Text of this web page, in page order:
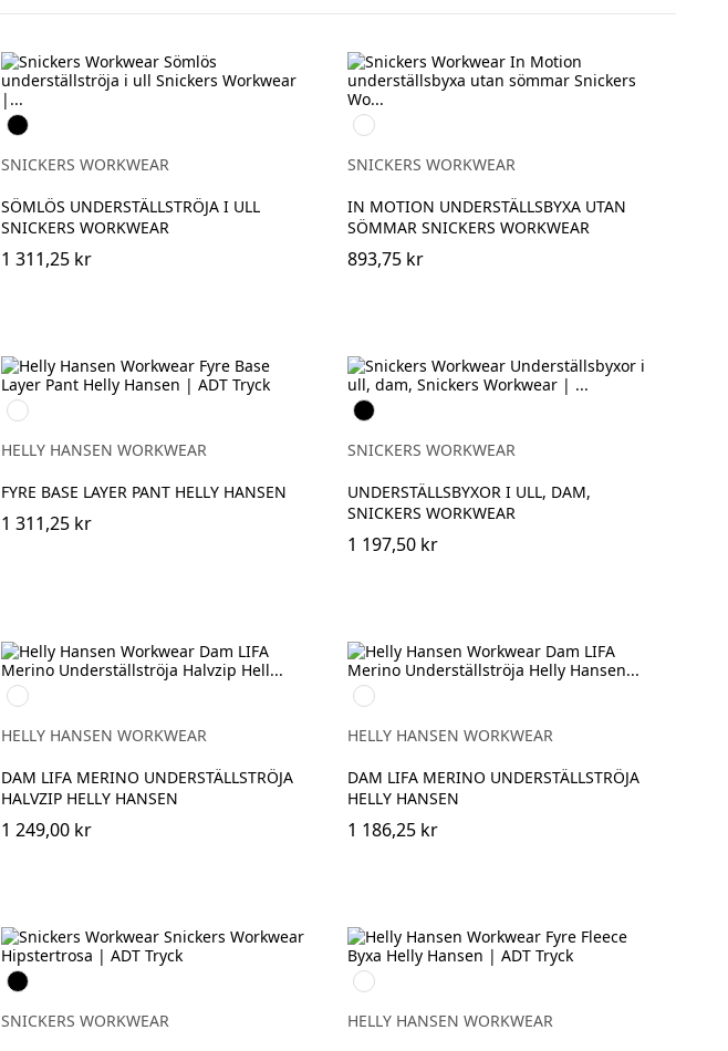
Svart
SNICKERS WORKWEAR
SÖMLÖS UNDERSTÄLLSTRÖJA I ULL
SNICKERS WORKWEAR
1 311,25 kr
Svart/Grå
SNICKERS WORKWEAR
IN MOTION UNDERSTÄLLSBYXA UTAN
SÖMMAR SNICKERS WORKWEAR
893,75 kr
950
EBONY
HELLY HANSEN WORKWEAR
FYRE BASE LAYER PANT HELLY HANSEN
1 311,25 kr
Svart
SNICKERS WORKWEAR
UNDERSTÄLLSBYXOR I ULL, DAM,
SNICKERS WORKWEAR
1 197,50 kr
990
BLACK
HELLY HANSEN WORKWEAR
DAM LIFA MERINO UNDERSTÄLLSTRÖJA
HALVZIP HELLY HANSEN
1 249,00 kr
990
BLACK
HELLY HANSEN WORKWEAR
DAM LIFA MERINO UNDERSTÄLLSTRÖJA
HELLY HANSEN
1 186,25 kr
Svart
SNICKERS WORKWEAR
950
EBONY
HELLY HANSEN WORKWEAR